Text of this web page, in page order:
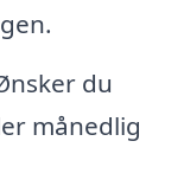
du
månedlig